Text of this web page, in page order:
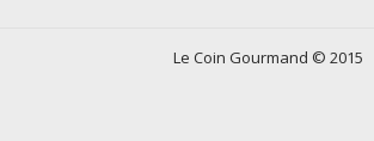
Le Coin Gourmand © 2015